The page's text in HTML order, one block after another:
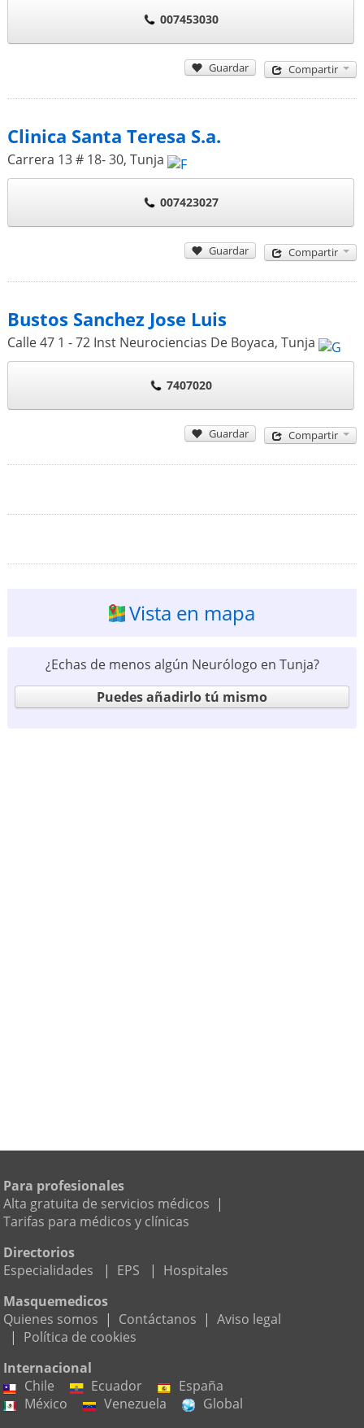
007453030
Guardar Compartir
Clinica Santa Teresa S.a.
Carrera 13 # 18- 30, Tunja
007423027
Guardar Compartir
Bustos Sanchez Jose Luis
Calle 47 1 - 72 Inst Neurociencias De Boyaca, Tunja
7407020
Guardar Compartir
Vista en mapa
¿Echas de menos algún Neurólogo en Tunja?
Puedes añadirlo tú mismo
Para profesionales
Alta gratuita de servicios médicos |
Tarifas para médicos y clínicas
Directorios
Especialidades
| EPS | Hospitales
Masquemedicos
Quienes somos | Contáctanos | Aviso legal
| Política de cookies
Internacional
Chile
Ecuador
España
México
Venezuela
Global